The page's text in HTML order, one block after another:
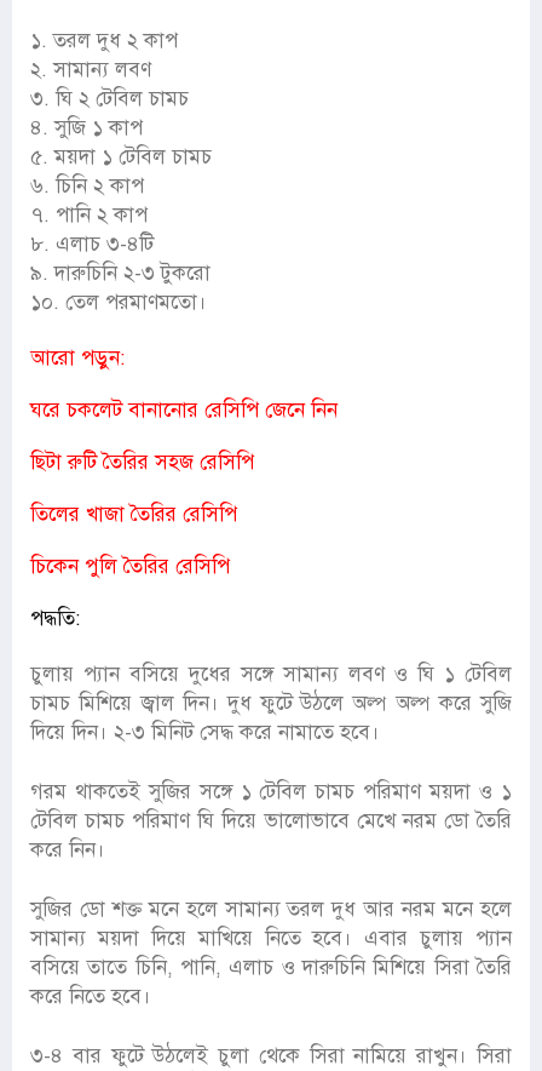
১. তরল দুধ ২ কাপ
২. সামান্য লবণ
৩. ঘি ২ টেবিল চামচ
৪. সুজি ১ কাপ
৫. ময়দা ১ টেবিল চামচ
৬. চিনি ২ কাপ
৭. পানি ২ কাপ
৮. এলাচ ৩-৪টি
৯. দারুচিনি ২-৩ টুকরো
১০. তেল পরমাণমতো।
আরো পড়ুন:
ঘরে চকলেট বানানোর রেসিপি জেনে নিন
ছিটা রুটি তৈরির সহজ রেসিপি
তিলের খাজা তৈরির রেসিপি
চিকেন পুলি তৈরির রেসিপি
পদ্ধতি:
চুলায় প্যান বসিয়ে দুধের সঙ্গে সামান্য লবণ ও ঘি ১ টেবিল
চামচ মিশিয়ে জ্বাল দিন। দুধ ফুটে উঠলে অল্প অল্প করে সুজি
দিয়ে দিন। ২-৩ মিনিট সেদ্ধ করে নামাতে হবে।
গরম থাকতেই সুজির সঙ্গে ১ টেবিল চামচ পরিমাণ ময়দা ও ১
টেবিল চামচ পরিমাণ ঘি দিয়ে ভালোভাবে মেখে নরম ডো তৈরি
করে নিন।
সুজির ডো শক্ত মনে হলে সামান্য তরল দুধ আর নরম মনে হলে
সামান্য ময়দা দিয়ে মাখিয়ে নিতে হবে। এবার চুলায় প্যান
বসিয়ে তাতে চিনি, পানি, এলাচ ও দারুচিনি মিশিয়ে সিরা তৈরি
করে নিতে হবে।
৩-৪ বার ফুটে উঠলেই চুলা থেকে সিরা নামিয়ে রাখুন। সিরা